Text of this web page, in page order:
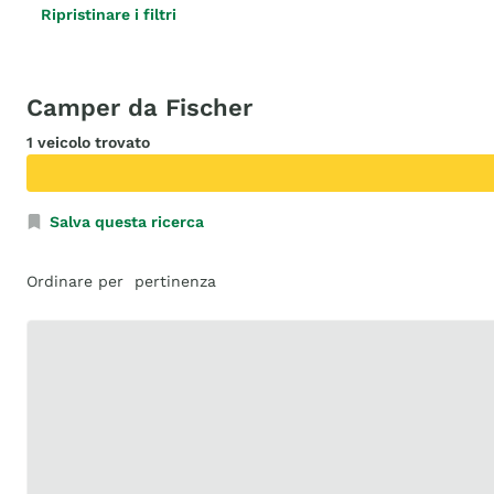
Ripristinare i filtri
Camper da Fischer
1 veicolo trovato
Salva questa ricerca
Ordinare per